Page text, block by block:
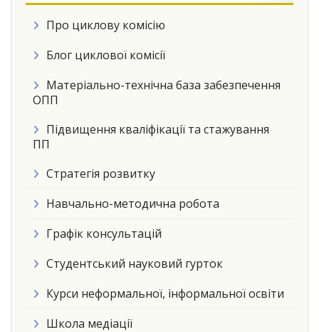
Про циклову комісію
Блог циклової комісії
Матеріально-технічна база забезпечення
ОПП
Підвищення кваліфікації та стажування
ПП
Стратегія розвитку
Навчально-методична робота
Графік консультацій
Студентський науковий гурток
Курси неформальної, інформальної освіти
Школа медіації